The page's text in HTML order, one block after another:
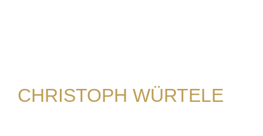
CHRISTOPH WÜRTELE